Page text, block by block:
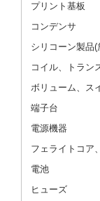
プリント基板
コンデンサ
シリコーン製品
コイル、トラン
ボリューム、ス
端子台
電源機器
フェライトコア
電池
ヒューズ